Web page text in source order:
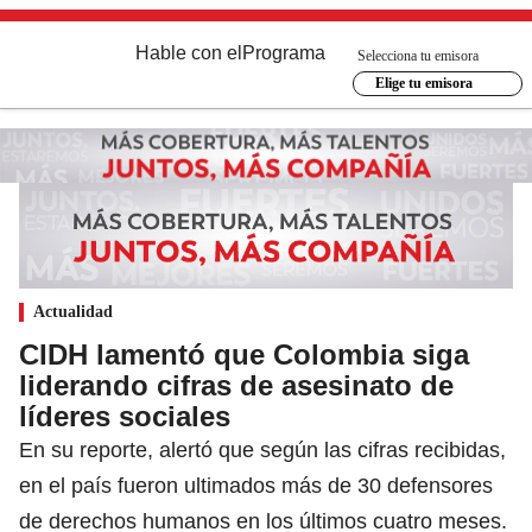
Hable con el Programa
Selecciona tu emisora
Elige tu emisora
Actualidad
CIDH lamentó que Colombia siga
liderando cifras de asesinato de
líderes sociales
En su reporte, alertó que según las cifras recibidas,
en el país fueron ultimados más de 30 defensores
de derechos humanos en los últimos cuatro meses.